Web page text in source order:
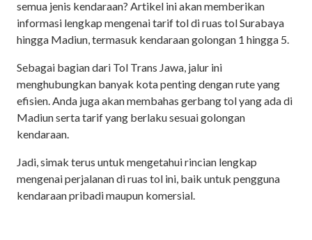
semua jenis kendaraan? Artikel ini akan memberikan
informasi lengkap mengenai tarif tol di ruas tol Surabaya
hingga Madiun, termasuk kendaraan golongan 1 hingga 5.
Sebagai bagian dari Tol Trans Jawa, jalur ini
menghubungkan banyak kota penting dengan rute yang
efisien. Anda juga akan membahas gerbang tol yang ada di
Madiun serta tarif yang berlaku sesuai golongan
kendaraan.
Jadi, simak terus untuk mengetahui rincian lengkap
mengenai perjalanan di ruas tol ini, baik untuk pengguna
kendaraan pribadi maupun komersial.